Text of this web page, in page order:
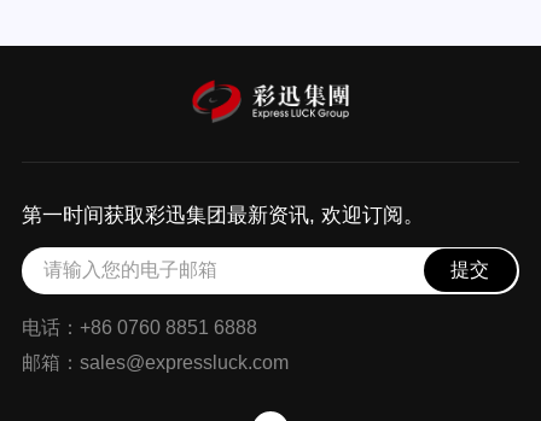
第一时间获取彩迅集团最新资讯, 欢迎订阅。
提交
电话：+86 0760 8851 6888
邮箱：sales@expressluck.com